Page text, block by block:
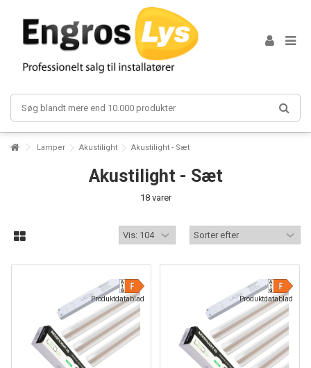
Lorem ipsum dolor sit amet
Lorem ipsum dolor sit amet, consectetur adipisicing elit, sed do
eiusmod tempor incididunt ut labore et dolore magna aliqua. Ut enim ad
minim veniam, quis nostrud exercitation ullamco laboris nisi ut aliquip ex
ea commodo consequat.
Read more
Lorem ipsum dolor sit amet
Lorem ipsum dolor sit amet, consectetur adipisicing elit, sed do
minim veniam, quis nostrud exercitation ullamco laboris nisi ut aliquip ex
ea commodo consequat.
Lamper Akustilight Akustilight - Sæt
Akustilight - Sæt
18 varer
Produktdatablad Produktdatablad